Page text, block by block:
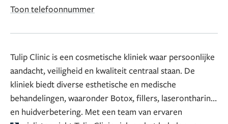
Toon telefoonnummer
Tulip Clinic is een cosmetische kliniek waar persoonlijke
aandacht, veiligheid en kwaliteit centraal staan. De
kliniek biedt diverse esthetische en medische
behandelingen, waaronder Botox, fillers, laserontharing
en huidverbetering. Met een team van ervaren